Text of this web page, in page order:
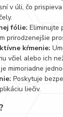
v úli, čo
fólie: Eliminujte
prirodzenejšie
kŕmenie:
včiel alebo ich
mimoriadne
Poskytuje
liečiv.